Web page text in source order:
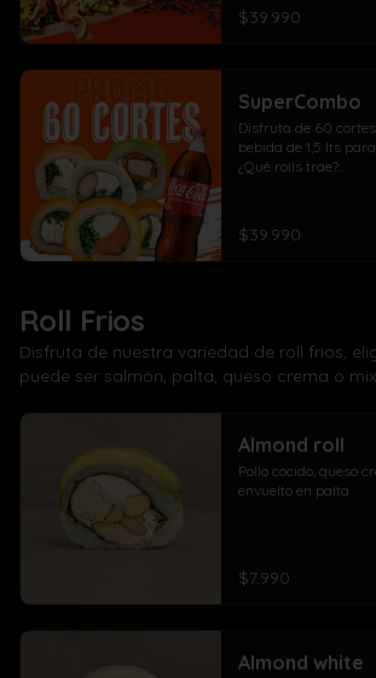
$39.990
SuperCombo
Disfruta de 60
bebida de 1,5 lts
¿Qué rolls trae?
10 Kanikama,
envuelto en panko
envuelto en queso
10 Camarón,
$39.990
Roll Frios
Disfruta de nuestra variedad de roll frios,
puede ser salmón, palta, queso crema o
Almond roll
Pollo cocido, queso
envuelto en palta
$7.990
Almond white